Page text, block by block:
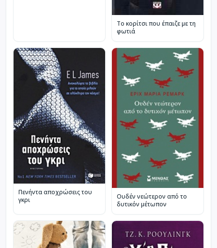
Το κορίτσι που έπαιζε με τη
φωτιά
Πενήντα αποχρώσεις του
γκρι
Ουδέν νεώτερον από το
δυτικόν μέτωπον